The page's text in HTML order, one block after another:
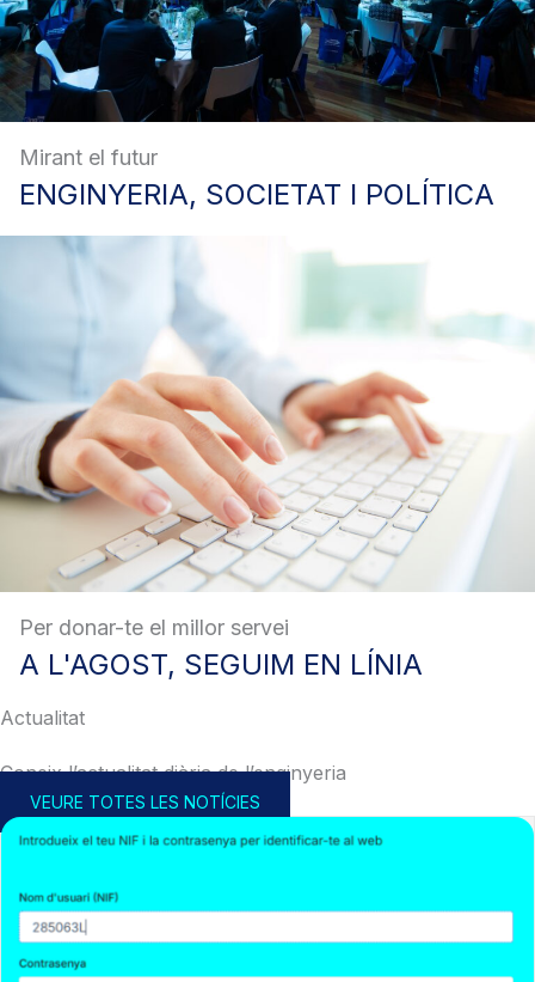
Mirant el futur
ENGINYERIA, SOCIETAT I POLÍTICA
Per donar-te el millor servei
A L'AGOST, SEGUIM EN LÍNIA
Actualitat
Coneix l’actualitat diària de l’enginyeria
VEURE TOTES LES NOTÍCIES